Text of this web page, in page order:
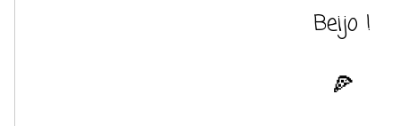
Beijo !
🍕